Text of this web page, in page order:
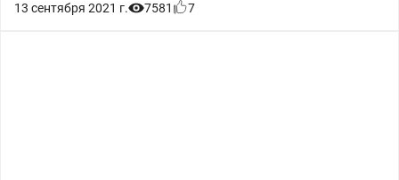
13 сентября 2021 г. 7581 7